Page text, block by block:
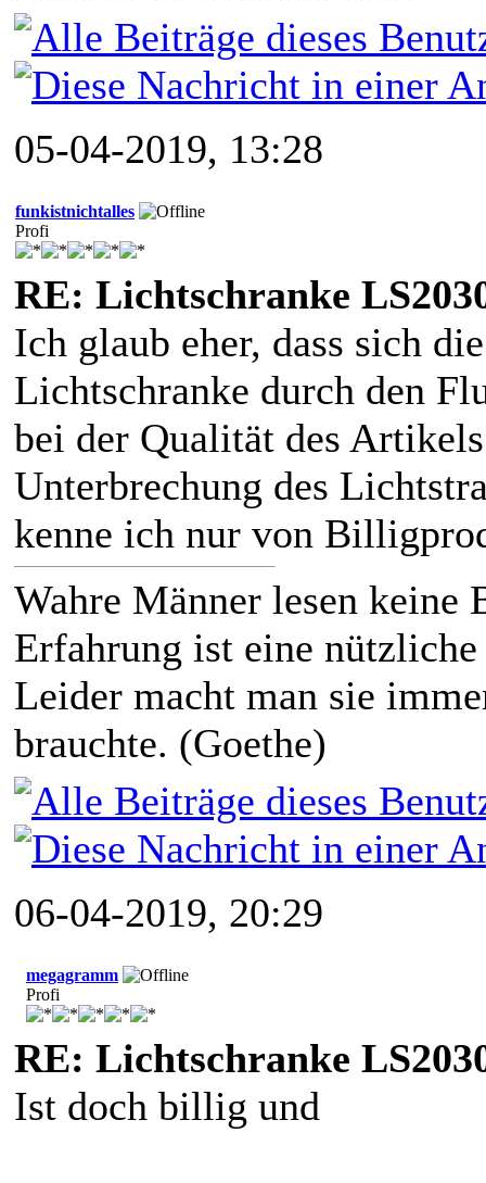
05-04-2019, 13:28
funkistnichtalles
Profi
RE: Lichtschranke
Ich glaub eher, dass sich
Lichtschranke durch den
bei der Qualität des
Unterbrechung des
kenne ich nur von
Wahre Männer lesen keine
Erfahrung ist eine nützliche
Leider macht man sie
brauchte. (Goethe)
06-04-2019, 20:29
megagramm
Profi
RE: Lichtschranke
Ist doch billig und